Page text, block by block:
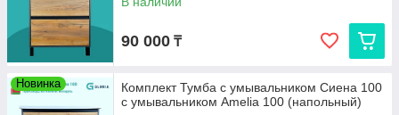
90 000 ₸
Новинка
Комплект Тумба с умывальником Сиена 100
с умывальником Amelia 100 (напольный)